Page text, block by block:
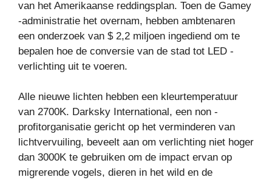
van het Amerikaanse reddingsplan. Toen de Gamey
-administratie het overnam, hebben ambtenaren
een onderzoek van $ 2,2 miljoen ingediend om te
bepalen hoe de conversie van de stad tot LED -
verlichting uit te voeren.
Alle nieuwe lichten hebben een kleurtemperatuur
van 2700K. Darksky International, een non -
profitorganisatie gericht op het verminderen van
lichtvervuiling, beveelt aan om verlichting niet hoger
dan 3000K te gebruiken om de impact ervan op
migrerende vogels, dieren in het wild en de